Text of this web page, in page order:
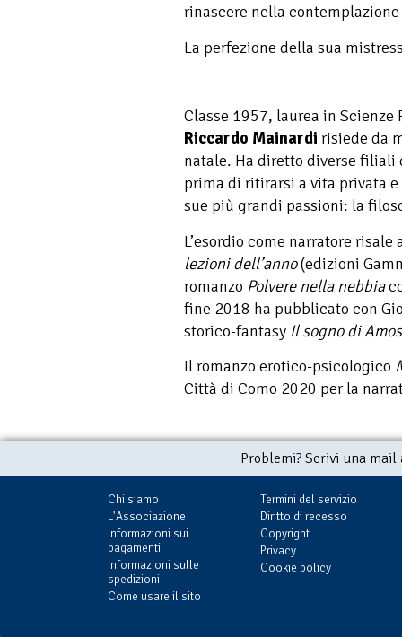
rinascere nella
La perfezione della sua
Classe 1957, laurea in
Riccardo Mainardi risiede da
natale. Ha diretto diverse
prima di ritirarsi a vita privata
sue più grandi passioni: la
L’esordio come narratore
lezioni dell’anno(edizioni
romanzo Polvere nella nebbia
fine 2018 ha pubblicato con
storico-fantasy Il sogno di Amos
Il romanzo erotico-psicologico
Città di Como 2020 per la
Problemi? Scrivi una
Chi siamo
L'Associazione
Informazioni sui
pagamenti
Informazioni sulle
spedizioni
Come usare il sito
Termini del servizio
Diritto di recesso
Copyright
Privacy
Cookie policy